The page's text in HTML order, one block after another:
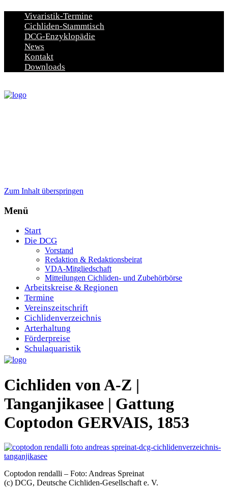
Vivaristik-Termine
Cichliden-Stammtisch
DCG-Enzyklopädie
News
Kontakt
Downloads
Zum Inhalt überspringen
Menü
Start
Die DCG
Vorstand
Redaktion & Redaktionsbeirat
VDA-Mitgliedschaft
Mitteilungen Cichliden- und Zubehörbörse
Arbeitskreise & Regionen
Termine
Vereinszeitschrift
Cichlidenverzeichnis
Arterhaltung
Förderpreise
Schulaquaristik
Cichliden von A-Z |
Tanganjikasee | Gattung
Coptodon GERVAIS, 1853
Coptodon rendalli – Foto: Andreas Spreinat
(c) DCG, Deutsche Cichliden-Gesellschaft e. V.